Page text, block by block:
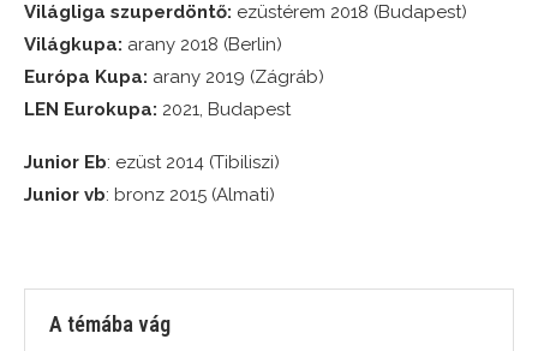
Világliga szuperdöntő: ezüstérem 2018 (Budapest)
Világkupa: arany 2018 (Berlin)​
Európa Kupa: arany 2019 (Zágráb)
LEN Eurokupa: 2021, Budapest
Junior Eb: ezüst 2014 (Tibiliszi)
Junior vb: bronz 2015 (Almati)
A témába vág